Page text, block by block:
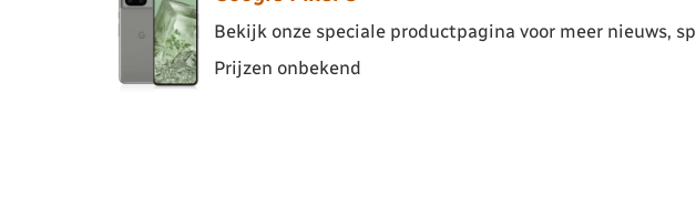
Bekijk onze speciale productpagina voor meer nieuws,
Prijzen onbekend